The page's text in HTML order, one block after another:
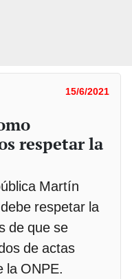
15/6/2021
respetar la
Martín
respetar la
de que se
de actas
la ONPE.